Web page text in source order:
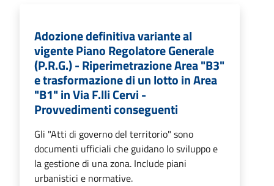
Adozione definitiva variante al
vigente Piano Regolatore Generale
(P.R.G.) - Riperimetrazione Area "B3"
e trasformazione di un lotto in Area
"B1" in Via F.lli Cervi -
Provvedimenti conseguenti
Gli "Atti di governo del territorio" sono
documenti ufficiali che guidano lo sviluppo e
la gestione di una zona. Include piani
urbanistici e normative.